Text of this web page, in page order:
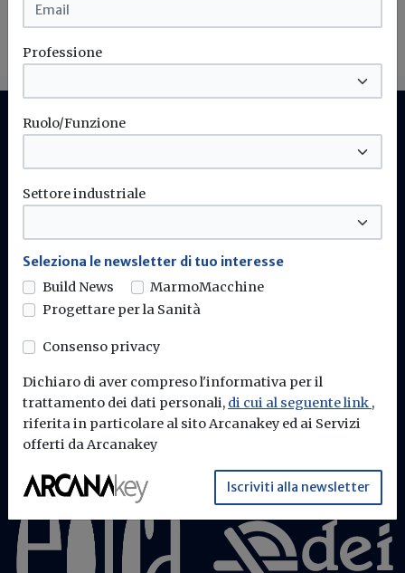
Iscriviti
Chi siamo
Professione
Ruolo/Funzione
Settore industriale
Seleziona le newsletter di tuo interesse
Build News
MarmoMacchine
Progettare per la Sanità
Consenso privacy
Dichiaro di aver compreso l'informativa per il
trattamento dei dati personali, di cui al seguente link ,
riferita in particolare al sito Arcanakey ed ai Servizi
offerti da Arcanakey
Iscriviti alla newsletter